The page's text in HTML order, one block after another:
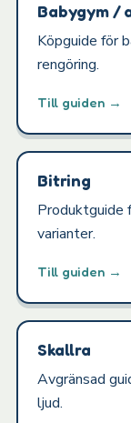
Babygym /
Köpguide för
rengöring.
Till guiden →
Bitring
Produktguide
varianter.
Till guiden →
Skallra
Avgränsad
ljud.